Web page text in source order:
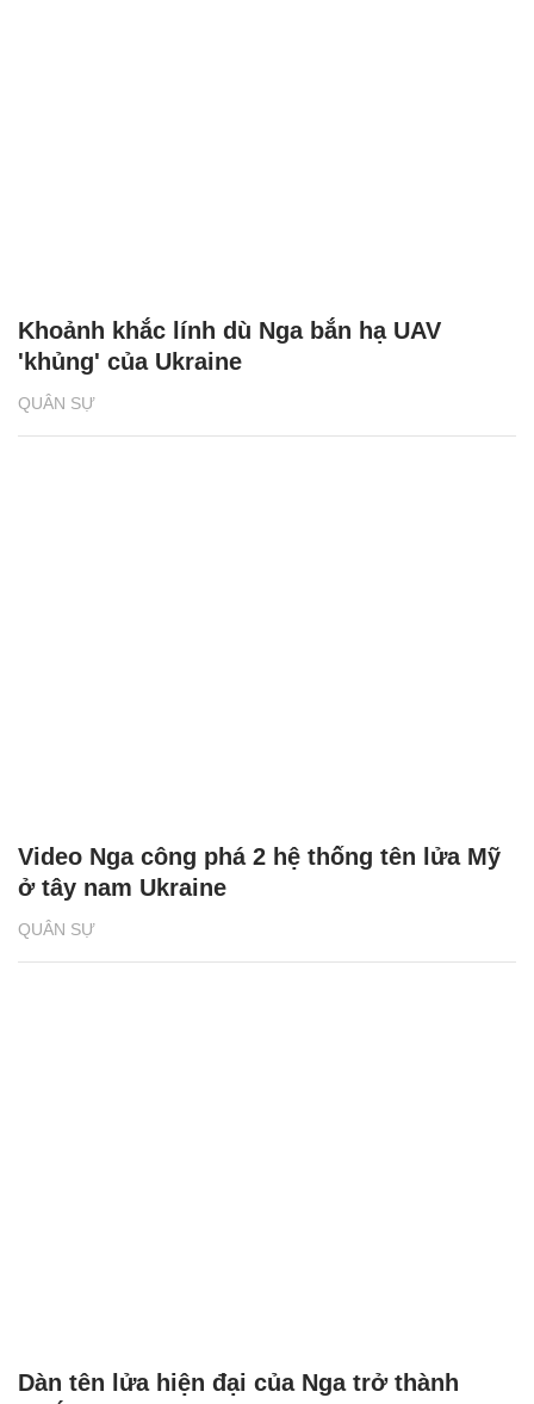
QUÂN SỰ
Khoảnh khắc lính dù Nga bắn hạ UAV
'khủng' của Ukraine
QUÂN SỰ
Video Nga công phá 2 hệ thống tên lửa Mỹ
ở tây nam Ukraine
Dàn tên lửa hiện đại của Nga trở thành